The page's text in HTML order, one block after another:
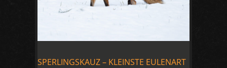
SPERLINGSKAUZ – KLEINSTE EULENART